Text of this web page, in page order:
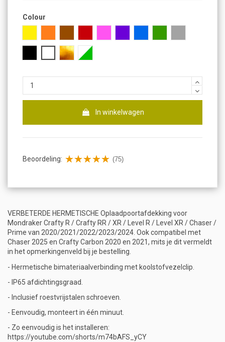
Colour
Goud Fluorescerend
In winkelwagen
Beoordeling: (75)
VERBETERDE HERMETISCHE Oplaadpoortafdekking voor
Mondraker Crafty R / Crafty RR / XR / Level R / Level XR / Chaser /
Prime van 2020/2021/2022/2023/2024. Ook compatibel met
Chaser 2025 en Crafty Carbon 2020 en 2021, mits je dit vermeldt
in het opmerkingenveld bij je bestelling.
- Hermetische bimateriaalverbinding met koolstofvezelclip.
- IP65 afdichtingsgraad.
- Inclusief roestvrijstalen schroeven.
- Eenvoudig, monteert in één minuut.
- Zo eenvoudig is het installeren:
https://youtube.com/shorts/m74bAFS_yCY